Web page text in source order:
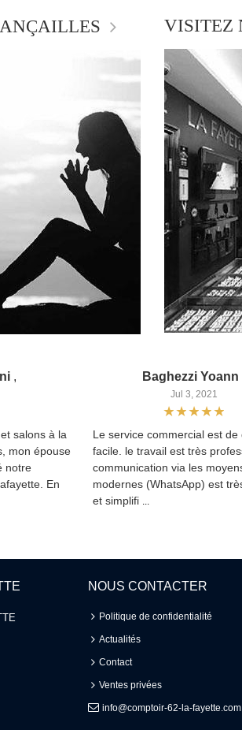
VISITEZ
,
salons à la
mon épouse
notre
En
Baghezzi Yoann
Jul 3, 2021
Le service commercial est de
facile. le travail est très
communication via les
modernes (WhatsApp) est
et simplifi ...
NOUS CONTACTER
Politique de confidentialité
Actualités
Contact
Ventes privées
info@comptoir-62-la-fayette.com